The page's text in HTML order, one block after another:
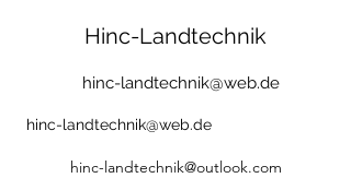
Hinc-Landtechnik
hinc-landtechnik@web.de
hinc-landtechnik@web.de
hinc-landtechnik@outlook.com